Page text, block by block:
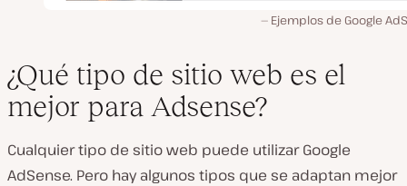
Ejemplos de Google
¿Qué tipo de sitio web es el
mejor para Adsense?
Cualquier tipo de sitio web puede utilizar Google
AdSense. Pero hay algunos tipos que se adaptan mejor